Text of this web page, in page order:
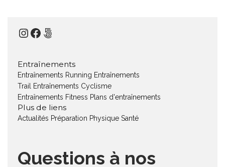
Instagram
Facebook
500px
Entraînements
Entraînements Running Entraînements
Trail
Entraînements Cyclisme
Entraînements Fitness Plans d'entraînements
Plus de liens
Actualités Préparation Physique Santé
Questions à nos